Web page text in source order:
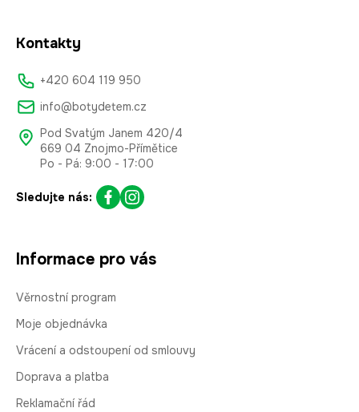
Kontakty
+420 604 119 950
info@botydetem.cz
Pod Svatým Janem 420/4
669 04 Znojmo-Přímětice
Po - Pá: 9:00 - 17:00
Sledujte nás:
Informace pro vás
Věrnostní program
Moje objednávka
Vrácení a odstoupení od smlouvy
Doprava a platba
Reklamační řád